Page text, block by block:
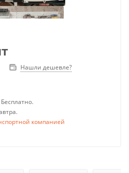
Нашли дешевле?
компанией